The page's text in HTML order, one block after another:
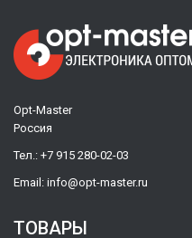
Opt-Master
Россия
Тел.: +7 915 280-02-03
Email: info@opt-master.ru
ТОВАРЫ